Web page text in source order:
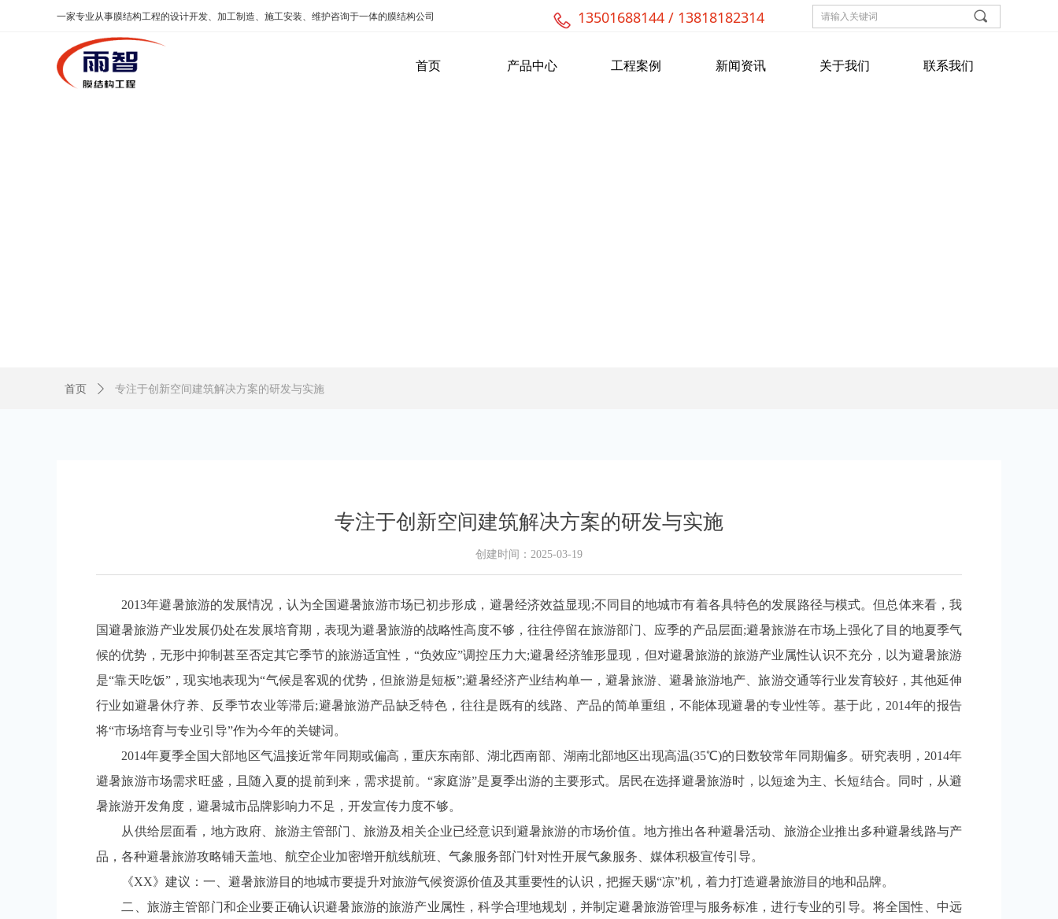
首页 产品中心 工程案例 新闻资讯 关于我们 联系我们
13501688144 / 13818182314 끠
一家专业从事膜结构工程的设计开发、加工制造、施工安装、维护咨询于一体的膜结构公司
首页 ꄲ 专注于创新空间建筑解决方案的研发与实施
专注于创新空间建筑解决方案的研发与实施
2013年避暑旅游的发展情况，认为全国避暑旅游市场已初步形成，避暑经济效益显现;不同目的地城市有着各具特色的发展路径与模式。但总体来看，我
国避暑旅游产业发展仍处在发展培育期，表现为避暑旅游的战略性高度不够，往往停留在旅游部门、应季的产品层面;避暑旅游在市场上强化了目的地夏季气
候的优势，无形中抑制甚至否定其它季节的旅游适宜性，“负效应”调控压力大;避暑经济雏形显现，但对避暑旅游的旅游产业属性认识不充分，以为避暑旅游
是“靠天吃饭”，现实地表现为“气候是客观的优势，但旅游是短板”;避暑经济产业结构单一，避暑旅游、避暑旅游地产、旅游交通等行业发育较好，其他延伸
行业如避暑休疗养、反季节农业等滞后;避暑旅游产品缺乏特色，往往是既有的线路、产品的简单重组，不能体现避暑的专业性等。基于此，2014年的报告
将“市场培育与专业引导”作为今年的关键词。
2014年夏季全国大部地区气温接近常年同期或偏高，重庆东南部、湖北西南部、湖南北部地区出现高温(35℃)的日数较常年同期偏多。研究表明，2014年
避暑旅游市场需求旺盛，且随入夏的提前到来，需求提前。“家庭游”是夏季出游的主要形式。居民在选择避暑旅游时，以短途为主、长短结合。同时，从避
暑旅游开发角度，避暑城市品牌影响力不足，开发宣传力度不够。
从供给层面看，地方政府、旅游主管部门、旅游及相关企业已经意识到避暑旅游的市场价值。地方推出各种避暑活动、旅游企业推出多种避暑线路与产
品，各种避暑旅游攻略铺天盖地、航空企业加密增开航线航班、气象服务部门针对性开展气象服务、媒体积极宣传引导。
《XX》建议：一、避暑旅游目的地城市要提升对旅游气候资源价值及其重要性的认识，把握天赐“凉”机，着力打造避暑旅游目的地和品牌。
二、旅游主管部门和企业要正确认识避暑旅游的旅游产业属性，科学合理地规划，并制定避暑旅游管理与服务标准，进行专业的引导。将全国性、中远
创建时间： 2025-03-19